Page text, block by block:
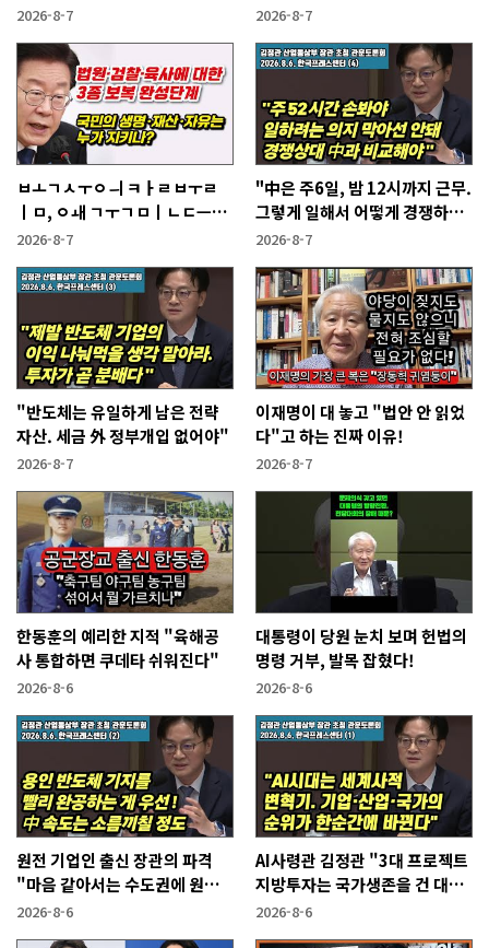
2026-8-7 2026-8-7
ㅂㅗㄱㅅㅜㅇㅢ ㅋㅏㄹㅂㅜㄹ
ㅣㅁ, ㅇㅙ ㄱㅜㄱㅁㅣㄴㄷㅡㄹ
ㅇㅣ ㄷㅏㅇㅎㅐㅇㅑ ㅎㅏㄴㅏ?
2026-8-7
"中은 주6일, 밤 12시까지 근무.
그렇게 일해서 어떻게 경쟁하냐
반문하더라"
2026-8-7
"반도체는 유일하게 남은 전략
자산. 세금 外 정부개입 없어야"
2026-8-7
이재명이 대 놓고 "법안 안 읽었
다"고 하는 진짜 이유!
2026-8-7
한동훈의 예리한 지적 "육해공
사 통합하면 쿠데타 쉬워진다"
2026-8-6
대통령이 당원 눈치 보며 헌법의
명령 거부, 발목 잡혔다!
2026-8-6
원전 기업인 출신 장관의 파격
"마음 같아서는 수도권에 원전
짓고싶다"
2026-8-6
AI사령관 김정관 "3대 프로젝트
지방투자는 국가생존을 건 대전
략"
2026-8-6